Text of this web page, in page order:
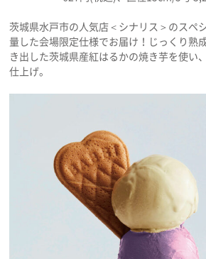
茨城県水戸市の人気店＜シナリス＞のスペ
量した会場限定仕様でお届け！じっくり熟
き出した茨城県産紅はるかの焼き芋を使い
仕上げ。